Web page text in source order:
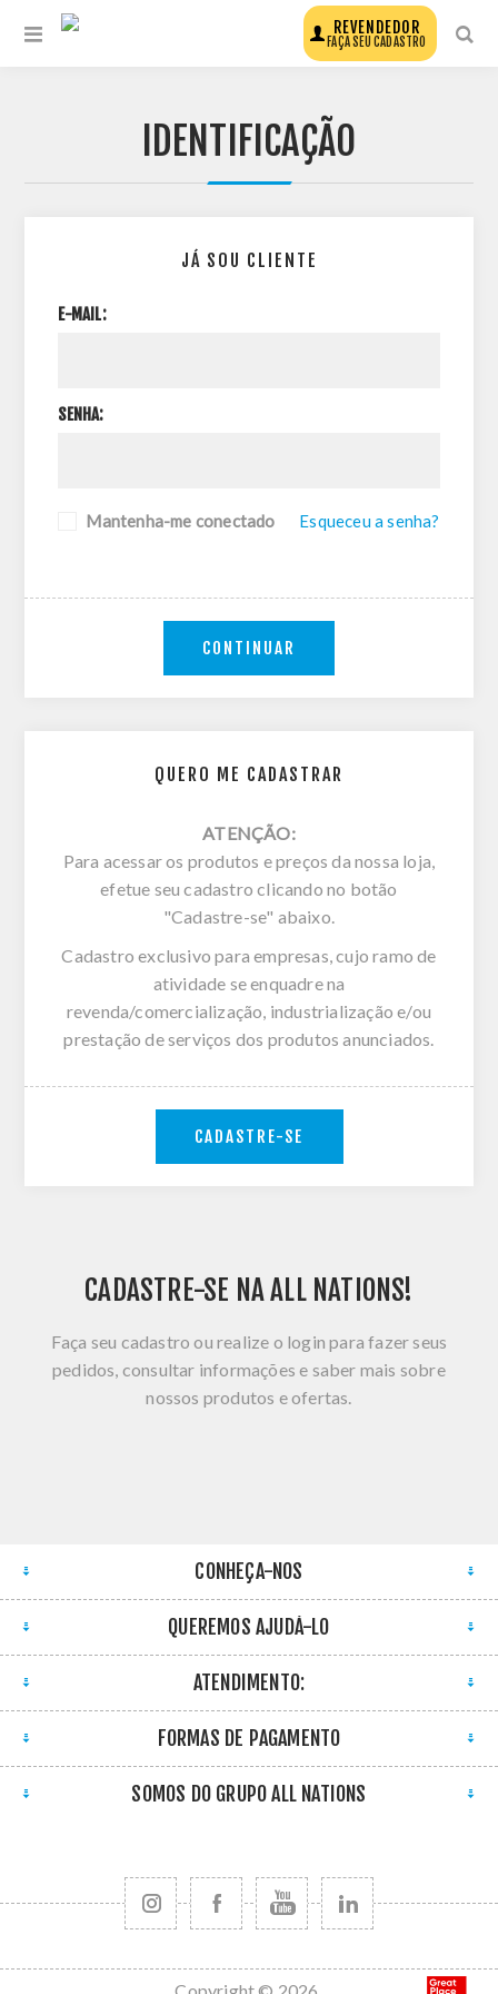
REVENDEDOR
FAÇA SEU CADASTRO
IDENTIFICAÇÃO
QUERO ME CADASTRAR
ATENÇÃO:
Para acessar os produtos e preços da nossa loja,
efetue seu cadastro clicando no botão
"Cadastre-se" abaixo.
Cadastro exclusivo para empresas, cujo ramo de
atividade se enquadre na
revenda/comercialização, industrialização e/ou
prestação de serviços dos produtos anunciados.
CADASTRE-SE
JÁ SOU CLIENTE
E-MAIL:
SENHA:
Mantenha-me conectado Esqueceu a senha?
CONTINUAR
CADASTRE-SE NA ALL NATIONS!
Faça seu cadastro ou realize o login para fazer seus
pedidos, consultar informações e saber mais sobre
nossos produtos e ofertas.
CONHEÇA-NOS
QUEREMOS AJUDÁ-LO
ATENDIMENTO:
FORMAS DE PAGAMENTO
SOMOS DO GRUPO ALL NATIONS